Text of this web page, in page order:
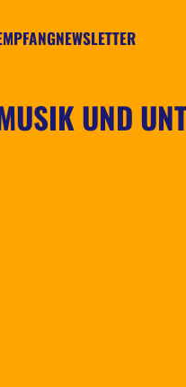
NEWSLETTER
UND